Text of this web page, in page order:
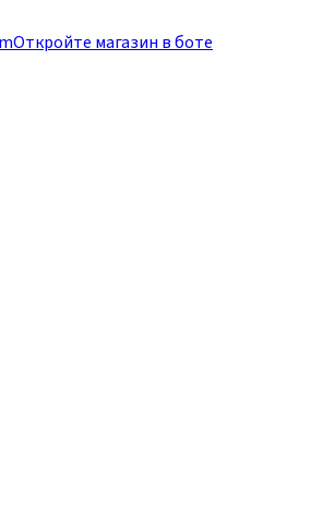
Откройте магазин в боте